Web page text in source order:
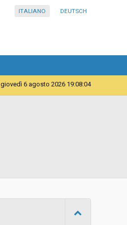
ITALIANO DEUTSCH
giovedì 6 agosto 2026 19:08:04